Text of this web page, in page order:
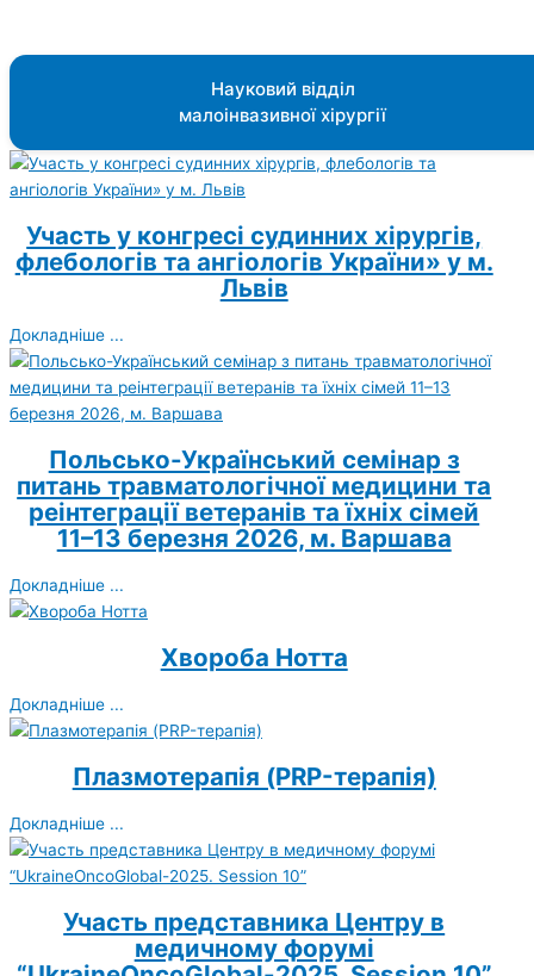
Науковий відділ
малоінвазивної хірургії
Участь у конгресі судинних хірургів,
флебологів та ангіологів України» у м.
Львів
Докладніше ...
Польсько-Український семінар з
питань травматологічної медицини та
реінтеграції ветеранів та їхніх сімей
11–13 березня 2026, м. Варшава
Докладніше ...
Хвороба Нотта
Докладніше ...
Плазмотерапія (PRP-терапія)
Докладніше ...
Участь представника Центру в
медичному форумі